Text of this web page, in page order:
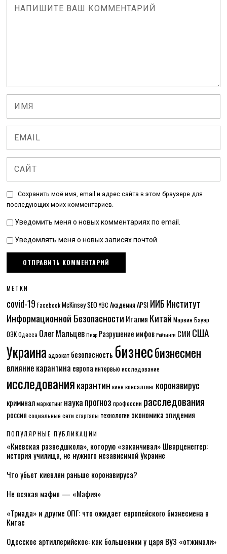
Сохранить моё имя, email и адрес сайта в этом браузере для
последующих моих комментариев.
Уведомить меня о новых комментариях по email.
Уведомлять меня о новых записях почтой.
МЕТКИ
covid-19 Facebook McKinseySEO YBC Академия APSI ИИБИнститут
Информационной Безопасности Италия Китай Марвин Бауэр
ОЗК Одесса Олег Мальцев Пиар Разрушение мифов Рейтинги СМИ США
Украина адвокат безопасность бизнесбизнесмен
влияние карантина европа интервьюисследование
исследованиякарантин киев консалтинг коронавирус
криминалмаркетинг наукапрогноз профессии расследования
россия социальные сети стартапы технологии экономика эпидемия
ПОПУЛЯРНЫЕ ПУБЛИКАЦИИ
«Киевская разведшкола», которую «заканчивал» Шварценеггер:
история училища, не нужного независимой Украине
Что убьет киевлян раньше коронавируса?
Не всякая мафия — «Мафия»
«Триада» и другие ОПГ: что ожидает европейского бизнесмена в
Китае
Одесское артиллерийское: как большевики у царя ВУЗ «отжимали»